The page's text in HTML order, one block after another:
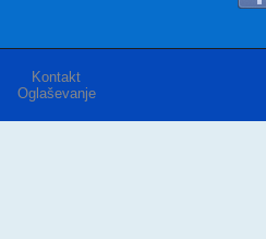
Kontakt
Oglaševanje